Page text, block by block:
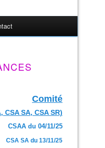
Comité
CSA SA, CSA SR)
CSAA du 04/11/25
CSA SA du 13/11/25